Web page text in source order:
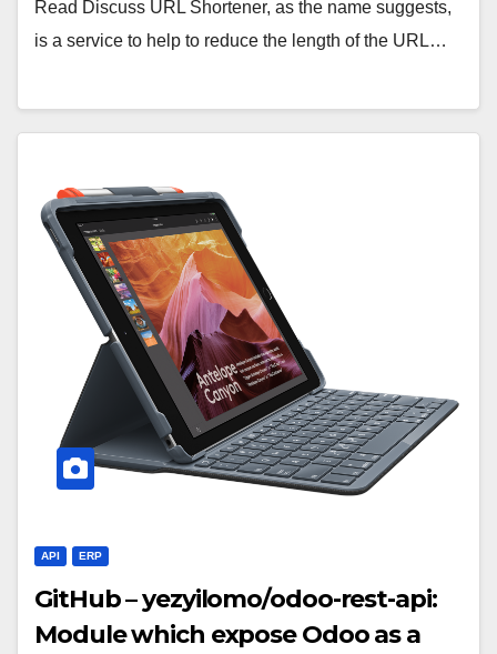
Read Discuss URL Shortener, as the name suggests,
is a service to help to reduce the length of the URL…
API ERP
GitHub – yezyilomo/odoo-rest-api:
Module which expose Odoo as a